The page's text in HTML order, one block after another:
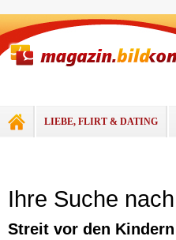
LIEBE, FLIRT & DATING
Ihre Suche
Streit vor den